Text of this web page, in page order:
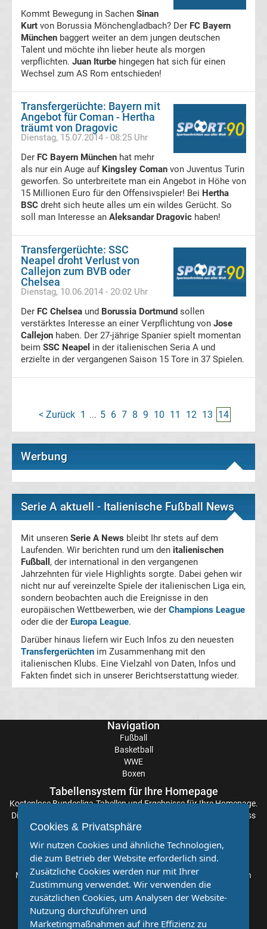
Torjäger
Italien
Transfergerüchte
Transfergerüchte
Deutschland
Transfergerüchte
England
Transfergerüchte
Italien
Transfergerüchte
Spanien
Top-
Aktuell
Tabelle
Bundesliga
Ergebnisse
2.
Ergebnisse
3.
Liga
Ergebnisse
3.
Ergebnisse
Champions
League
Tabelle
Kommt Bewegung in Sachen Sinan
Kurt von Borussia Mönchengladbach? Der FC Bayern
München baggert weiter an dem jungen deutschen
Talent und möchte ihn lieber heute als morgen
verpflichten. Juan Iturbe hingegen hat sich für einen
Wechsel zum AS Rom entschieden!
Transfergerüchte: Bayern mit
Angebot für Coman - Hertha
träumt von Dragovic
Dienstag, 15.07.2014 - 08:25 Uhr
Der FC Bayern München hat mehr
als nur ein Auge auf Kingsley Coman von Juventus Turin
geworfen. So unterbreitete man ein Angebot in Höhe von
15 Millionen Euro für den Offensivspieler! Bei Hertha
BSC dreht sich heute alles um ein wildes Gerücht. So
soll man Interesse an Aleksandar Dragovic haben!
Transfergerüchte: SSC
Neapel droht Verlust von
Callejon zum BVB oder
Chelsea
Dienstag, 10.06.2014 - 20:02 Uhr
Der FC Chelsea und Borussia Dortmund sollen
verstärktes Interesse an einer Verpflichtung von Jose
Callejon haben. Der 27-jährige Spanier spielt momentan
beim SSC Neapel in der italienischen Seria A und
erzielte in der vergangenen Saison 15 Tore in 37 Spielen.
< Zurück 1 ... 5 6 7 8 9 10 11 12 13 14
Werbung
Serie A aktuell - Italienische Fußball News
Mit unseren Serie A News bleibt Ihr stets auf dem
Laufenden. Wir berichten rund um den italienischen
Fußball , der international in den vergangenen
Jahrzehnten für viele Highlights sorgte. Dabei gehen wir
nicht nur auf vereinzelte Spiele der italienischen Liga ein,
sondern beobachten auch die Ereignisse in den
europäischen Wettbewerben, wie der Champions League
oder die der Europa League.
Darüber hinaus liefern wir Euch Infos zu den neuesten
Transfergerüchten im Zusammenhang mit den
italienischen Klubs. Eine Vielzahl von Daten, Infos und
Fakten findet sich in unserer Berichtserstattung wieder.
Navigation
Fußball
Basketball
WWE
Boxen
Tabellensystem für Ihre Homepage
KostenloseBundesliga-Tabellenund Ergebnisse für Ihre Homepage.
Die Aktualisierung der Ergebnisse erfolgt alle paar Minuten, sodass
Sie stets auf dem Laufenden sind. Einfache und schnelle
Partnervereine
Möchten Sie, dass auch Ihr Verein mehr Beachtung findet? Dann
sind Sie bei uns genau richtig. Wir suchen Ihren Verein für eine
kostenlose Kooperation. Veröffentlichen Sie Ihre Spielberichte,
Sportnachrichten und Aufrufe bei uns!
Cookies & Privatsphäre
Wir nutzen Cookies und ähnliche Technologien,
die zum Betrieb der Website erforderlich sind.
Zusätzliche Cookies werden nur mit Ihrer
Zustimmung verwendet. Wir verwenden die
zusätzlichen Cookies, um Analysen der Website-
Nutzung durchzuführen und
Marketingmaßnahmen auf ihre Effizienz zu